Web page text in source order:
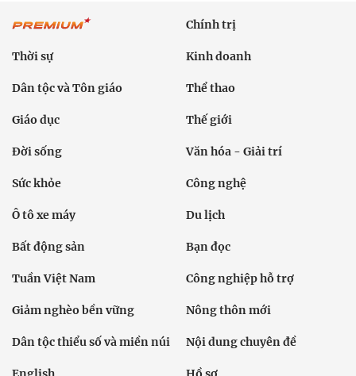
Chính trị
Thời sự Kinh doanh
Dân tộc và Tôn giáo Thể thao
Giáo dục Thế giới
Đời sống Văn hóa - Giải trí
Sức khỏe Công nghệ
Ô tô xe máy Du lịch
Bất động sản Bạn đọc
Tuần Việt Nam Công nghiệp hỗ trợ
Giảm nghèo bền vững Nông thôn mới
Dân tộc thiểu số và miền núi Nội dung chuyên đề